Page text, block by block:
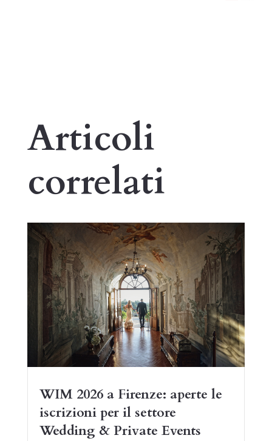
Articoli
correlati
WIM 2026 a Firenze: aperte le
iscrizioni per il settore
Wedding & Private Events